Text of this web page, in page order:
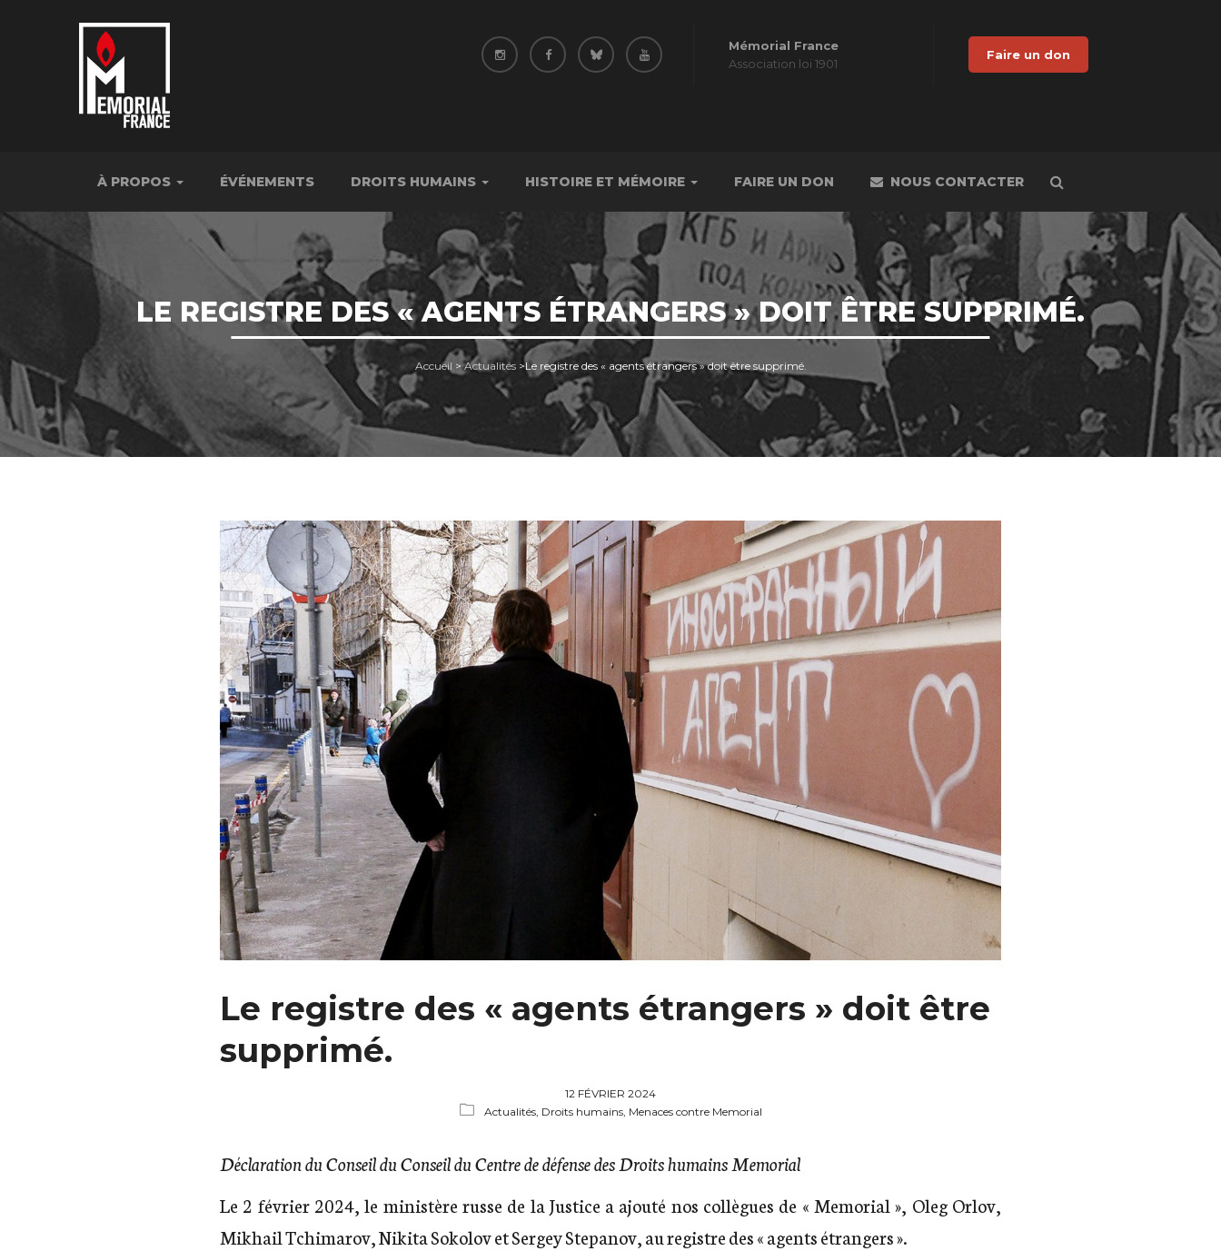
Mémorial France
Association loi 1901
Faire un don
À PROPOS ÉVÉNEMENTS DROITS HUMAINS HISTOIRE ET MÉMOIRE FAIRE UN DON NOUS CONTACTER
LE REGISTRE DES « AGENTS ÉTRANGERS » DOIT ÊTRE SUPPRIMÉ.
Accueil > Actualités>Le registre des « agents étrangers » doit être supprimé.
Le registre des « agents étrangers » doit être
supprimé.
12 FÉVRIER 2024
Actualités, Droits humains, Menaces contre Memorial
Déclaration du Conseil du Conseil du Centre de défense des Droits humains Memorial
Le 2 février 2024, le ministère russe de la Justice a ajouté nos collègues de « Memorial », Oleg Orlov,
Mikhail Tchimarov, Nikita Sokolov et Sergey Stepanov, au registre des « agents étrangers ».